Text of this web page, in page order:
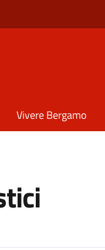
Vivere Bergamo